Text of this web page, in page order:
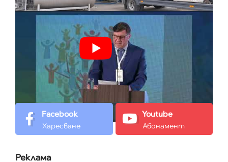
Facebook
Харесване
Youtube
Абонамент
Реклама